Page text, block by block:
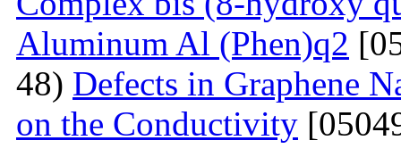
Aluminum Al (Phen)q2
48) Defects in Graphene
on the Conductivity